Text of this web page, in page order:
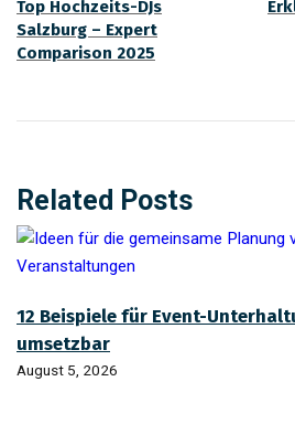
Top Hochzeits-DJs
Salzburg – Expert
Comparison 2025
Related Posts
12 Beispiele für Event-
umsetzbar
August 5, 2026